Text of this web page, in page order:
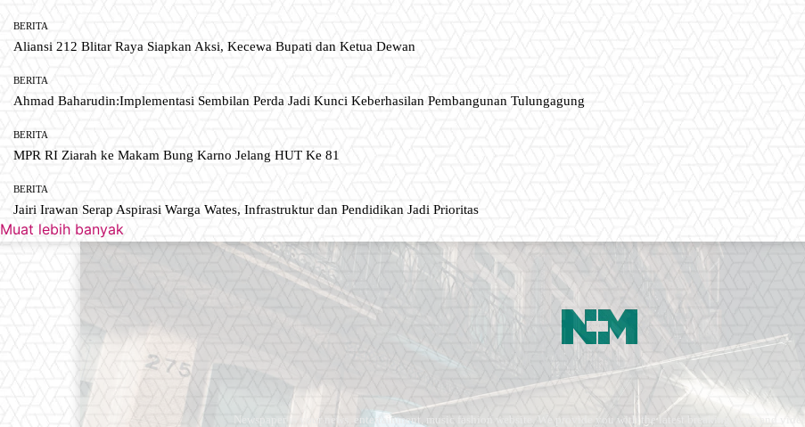
BERITA
Aliansi 212 Blitar Raya Siapkan Aksi, Kecewa Bupati dan Ketua Dewan
BERITA
Ahmad Baharudin:Implementasi Sembilan Perda Jadi Kunci Keberhasilan Pembangunan Tulungagung
BERITA
MPR RI Ziarah ke Makam Bung Karno Jelang HUT Ke 81
BERITA
Jairi Irawan Serap Aspirasi Warga Wates, Infrastruktur dan Pendidikan Jadi Prioritas
Muat lebih banyak
Newspaper is your news, entertainment, music fashion website. We provide you with the latest breaking news and